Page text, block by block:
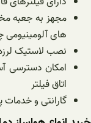
مجهز به جعبه
های آلومینیومی
نصب لاستیک
امکان دسترسی
اتاق فیلتر
گارانتی و